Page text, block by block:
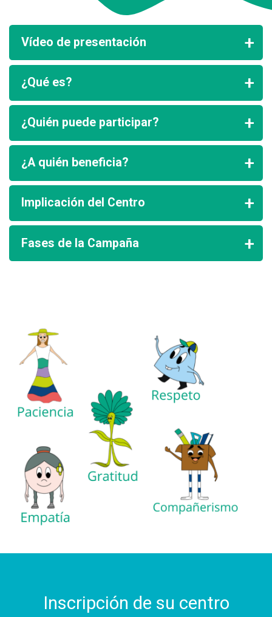
Vídeo de presentación
¿Qué es?
¿Quién puede participar?
¿A quién beneficia?
Implicación del Centro
Fases de la Campaña
Inscripción de su centro